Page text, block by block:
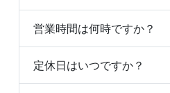
営業時間は何時ですか？
定休日はいつですか？